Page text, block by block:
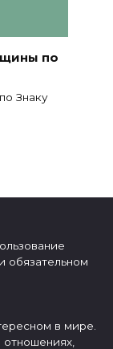
по
Знаку
обязательном
в мире.